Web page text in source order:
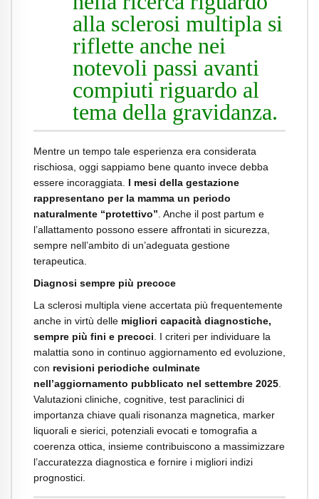
alla sclerosi multipla si
riflette anche nei
notevoli passi avanti
compiuti riguardo al
tema della gravidanza.
Mentre un tempo tale esperienza era considerata
rischiosa, oggi sappiamo bene quanto invece debba
essere incoraggiata. I mesi della gestazione
rappresentano per la mamma un periodo
naturalmente “protettivo” . Anche il post partum e
l’allattamento possono essere affrontati in sicurezza,
sempre nell’ambito di un’adeguata gestione
terapeutica.
Diagnosi sempre più precoce
La sclerosi multipla viene accertata più frequentemente
anche in virtù delle migliori capacità diagnostiche,
sempre più fini e precoci . I criteri per individuare la
malattia sono in continuo aggiornamento ed evoluzione,
con revisioni periodiche culminate
nell’aggiornamento pubblicato nel settembre 2025
Valutazioni cliniche, cognitive, test paraclinici di
importanza chiave quali risonanza magnetica, marker
liquorali e sierici, potenziali evocati e tomografia a
coerenza ottica, insieme contribuiscono a massimizzare
l’accuratezza diagnostica e fornire i migliori indizi
prognostici.